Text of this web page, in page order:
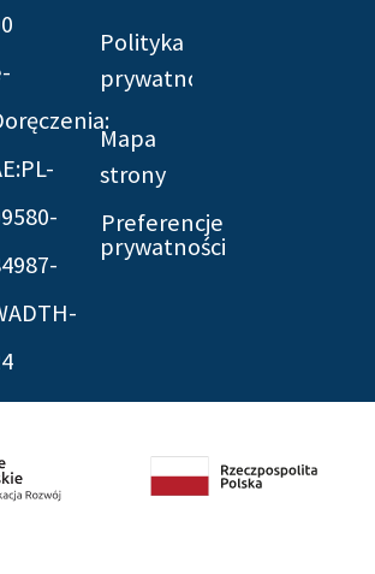
Polityka
prywatności
Mapa
strony
Preferencje
prywatności